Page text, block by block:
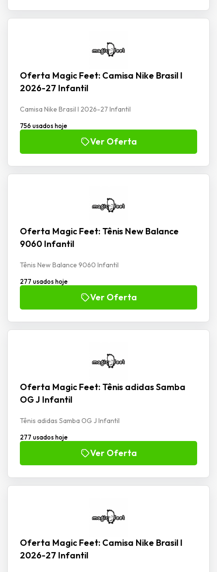
Oferta Magic Feet: Camisa Nike Brasil I
2026-27 Infantil
Camisa Nike Brasil I 2026-27 Infantil
756 usados hoje
Ver Oferta
Oferta Magic Feet: Tênis New Balance
9060 Infantil
Tênis New Balance 9060 Infantil
277 usados hoje
Ver Oferta
Oferta Magic Feet: Tênis adidas Samba
OG J Infantil
Tênis adidas Samba OG J Infantil
277 usados hoje
Ver Oferta
Oferta Magic Feet: Camisa Nike Brasil I
2026-27 Infantil